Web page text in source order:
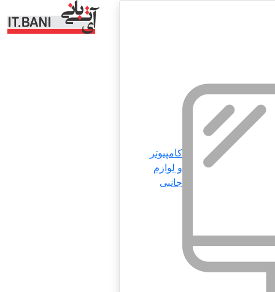
کامپیوتر
و لوازم
جانبی